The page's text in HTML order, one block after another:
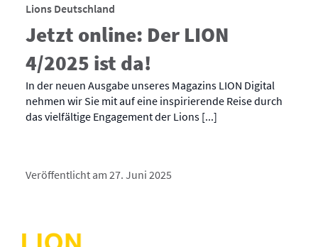
Lions Deutschland
Jetzt online: Der LION
4/2025 ist da!
In der neuen Ausgabe unseres Magazins LION Digital
nehmen wir Sie mit auf eine inspirierende Reise durch
das vielfältige Engagement der Lions [...]
Veröffentlicht am 27. Juni 2025